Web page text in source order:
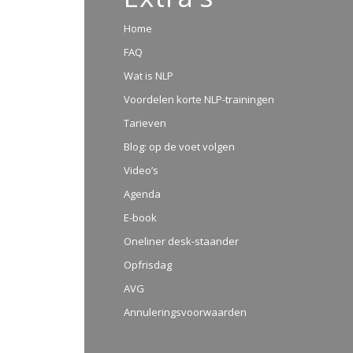
Home
FAQ
Wat is NLP
Voordelen korte NLP-trainingen
Tarieven
Blog: op de voet volgen
Video’s
Agenda
E-book
Oneliner desk-staander
Opfrisdag
AVG
Annuleringsvoorwaarden